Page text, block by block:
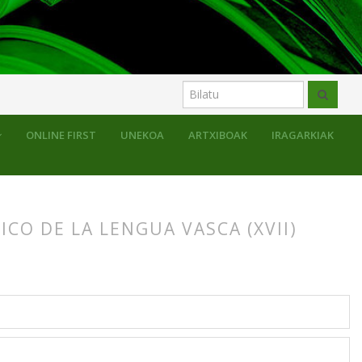
ONLINE FIRST UNEKOA ARTXIBOAK IRAGARKIAK
DE LA LENGUA VASCA (XVII)